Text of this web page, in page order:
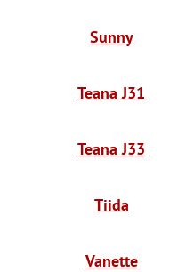
Sunny
Teana J31
Teana J33
Tiida
Vanette